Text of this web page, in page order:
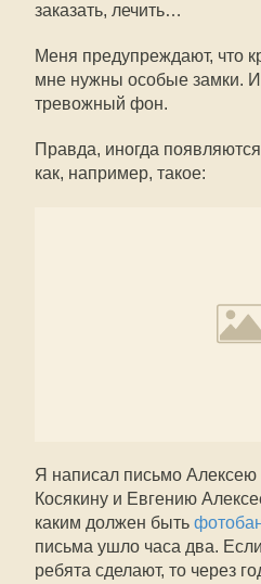
заказать, лечить…
Меня предупреждают, что
мне нужны особые замки.
тревожный фон.
Правда, иногда
как, например, такое:
Я написал письмо
Косякину и Евгению
каким должен быть
письма ушло часа два.
ребята сделают, то через